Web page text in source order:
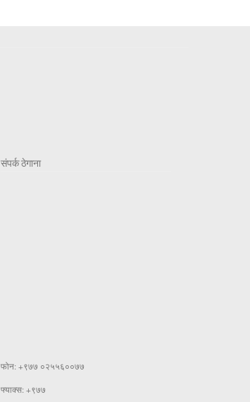
संपर्क ठेगाना
फोन: +९७७ ०२५५६००७७
फ्याक्स: +९७७